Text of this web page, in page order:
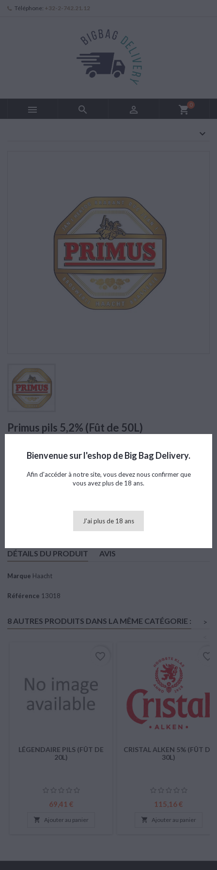
Téléphone: +32-2-742.21.12
   shopping_cart0
Primus pils 5,2% (Fût de 50L)
 Ajouter au panier
DÉTAILS DU PRODUIT AVIS
Marque Haacht
Référence 13018
8 AUTRES PRODUITS DANS LA MÊME CATÉGORIE :
>
LÉGENDAIRE PILS (FÛT DE
20L)
Prix
69,41 €
 Ajouter au panier
favorite_border
CRISTAL ALKEN 5% (FÛT DE
30L)
Prix
115,16 €
 Ajouter au panier
favorite_border
Bienvenue sur l'eshop de Big Bag Delivery.
Afin d'accéder à notre site, vous devez nous confirmer que
vous avez plus de 18 ans.
J'ai plus de 18 ans